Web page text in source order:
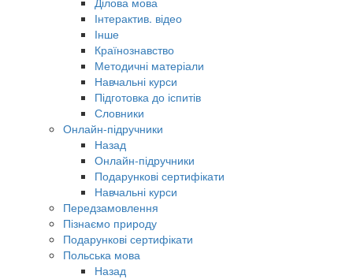
Інтерактив. відео
Інше
Країнознавство
Методичні матеріали
Навчальні курси
Підготовка до іспитів
Словники
Онлайн-підручники
Назад
Онлайн-підручники
Подарункові сертифікати
Навчальні курси
Передзамовлення
Пізнаємо природу
Подарункові сертифікати
Польська мова
Назад